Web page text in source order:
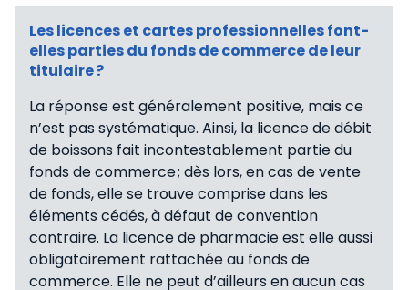
Les licences et cartes professionnelles font-
elles parties du fonds de commerce de leur
titulaire ?
La réponse est généralement positive, mais ce
n’est pas systématique. Ainsi, la licence de débit
de boissons fait incontestablement partie du
fonds de commerce ; dès lors, en cas de vente
de fonds, elle se trouve comprise dans les
éléments cédés, à défaut de convention
contraire. La licence de pharmacie est elle aussi
obligatoirement rattachée au fonds de
commerce. Elle ne peut d’ailleurs en aucun cas